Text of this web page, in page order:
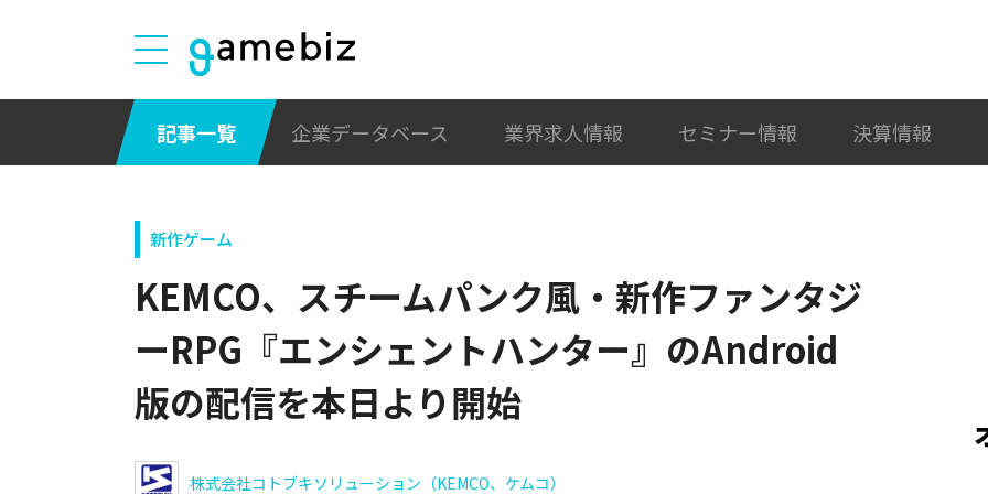
記事一覧 企業データベース 業界求人情報 セミナー情報 決算情報
新作ゲーム
KEMCO、スチームパンク風・新作ファンタジ
ーRPG『エンシェントハンター』のAndroid
版の配信を本日より開始
株式会社コトブキソリューション（KEMCO、ケムコ）